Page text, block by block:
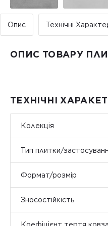
Опис Технічні
ОПИС ТОВАРУ
ТЕХНІЧНІ
Колекція
Тип плитки/
Формат/розмір
Зносостійкість